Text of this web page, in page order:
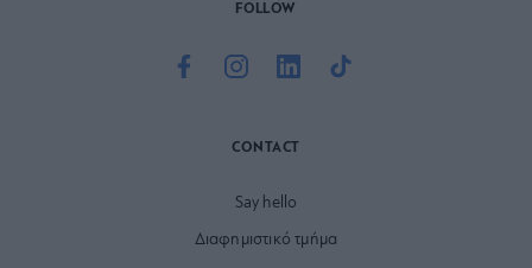
FOLLOW
CONTACT
Say hello
Διαφημιστικό τμήμα